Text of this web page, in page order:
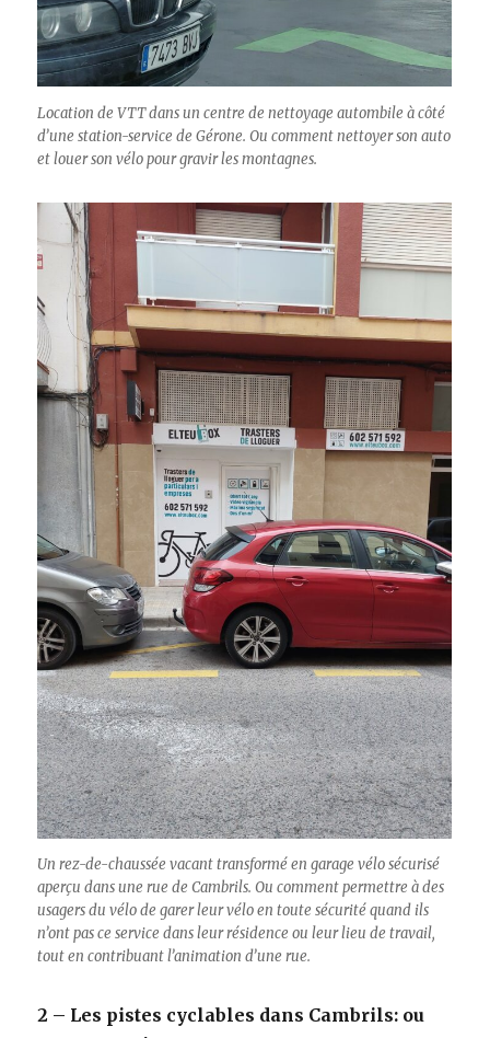
Location de VTT dans un centre de nettoyage autombile à côté
d’une station-service de Gérone. Ou comment nettoyer son auto
et louer son vélo pour gravir les montagnes.
Un rez-de-chaussée vacant transformé en garage vélo sécurisé
aperçu dans une rue de Cambrils. Ou comment permettre à des
usagers du vélo de garer leur vélo en toute sécurité quand ils
n’ont pas ce service dans leur résidence ou leur lieu de travail,
tout en contribuant l’animation d’une rue.
2 – Les pistes cyclables dans Cambrils: ou